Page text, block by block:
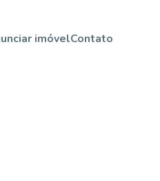
imóvelContato